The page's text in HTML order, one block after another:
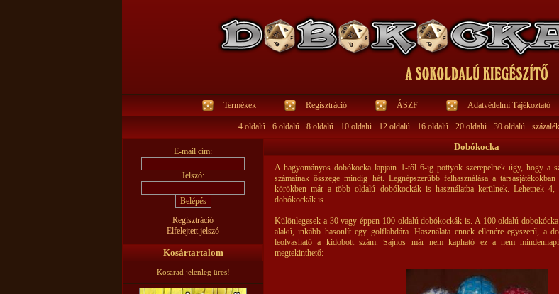
Termékek Regisztráció ÁSZF Adatvédelmi Tájékoztató
4 oldalú 6 oldalú 8 oldalú 10 oldalú 12 oldalú 16 oldalú 20 oldalú 30 oldalú
E-mail cím:
Jelszó:
Regisztráció
Elfelejtett jelszó
Kosártartalom
Kosarad jelenleg üres!
Dobókocka
A hagyományos dobókocka lapjain 1-től 6-ig pöttyök szerepelnek úgy, hogy a
számainak összege mindig hét. Legnépszerűbb felhasználása a
körökben már a több oldalú dobókockák is használatba kerülnek. Lehetnek
dobókockák is.
Különlegesek a 30 vagy éppen 100 oldalú dobókockák is. A 100 oldalú dobokócka
alakú, inkább hasonlít egy golflabdára. Használata ennek ellenére egyszerű, a
leolvasható a kidobott szám. Sajnos már nem kapható ez a nem
megtekinthető: